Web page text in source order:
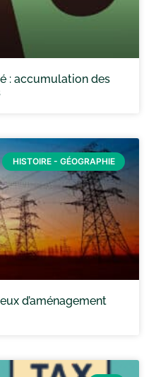
: accumulation des
HISTOIRE - GÉOGRAPHIE
d’aménagement